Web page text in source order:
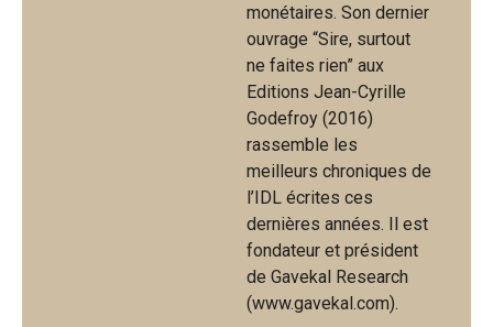
monétaires. Son dernier
ouvrage “Sire, surtout
ne faites rien” aux
Editions Jean-Cyrille
Godefroy (2016)
rassemble les
meilleurs chroniques de
l’IDL écrites ces
dernières années. Il est
fondateur et président
de Gavekal Research
(www.gavekal.com).